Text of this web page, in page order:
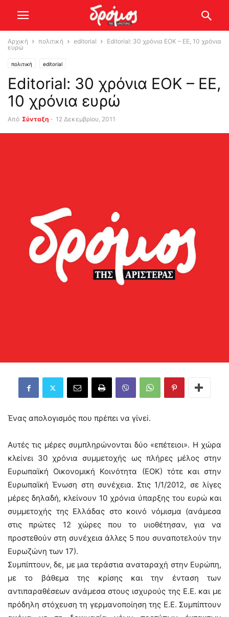
Αρχική πολιτική editorial
Editorial: 30 χρόνια ΕΟΚ – ΕΕ, 10 χρόνια
ευρώ
πολιτική editorial
Editorial: 30 χρόνια ΕΟΚ – ΕΕ,
10 χρόνια ευρώ
Από Σύνταξη - 12 Δεκεμβρίου, 2011
Ένας απολογισμός που πρέπει να γίνεi.
Αυτές τις μέρες συμπληρώνονται δύο «επέτειοι». Η χώρα
κλείνει 30 χρόνια συμμετοχής ως πλήρες μέλος στην
Ευρωπαϊκή Οικονομική Κοινότητα (ΕΟΚ) τότε και στην
Ευρωπαϊκή Ένωση στη συνέχεια. Στις 1/1/2012, σε λίγες
μέρες δηλαδή, κλείνουν 10 χρόνια ύπαρξης του ευρώ και
συμμετοχής της Ελλάδας στο κοινό νόμισμα (ανάμεσα
στις πρώτες 12 χώρες που το υιοθέτησαν, για να
προστεθούν στη συνέχεια άλλες 5 που συναποτελούν την
Ευρωζώνη των 17).
Συμπίπτουν, δε, με μια τεράστια αναταραχή στην Ευρώπη,
με το βάθεμα της κρίσης και την ένταση των
αντιπαραθέσεων ανάμεσα στους ισχυρούς της Ε.Ε. και με
πρόδηλη στόχευση τη γερμανοποίηση της Ε.Ε. Συμπίπτουν